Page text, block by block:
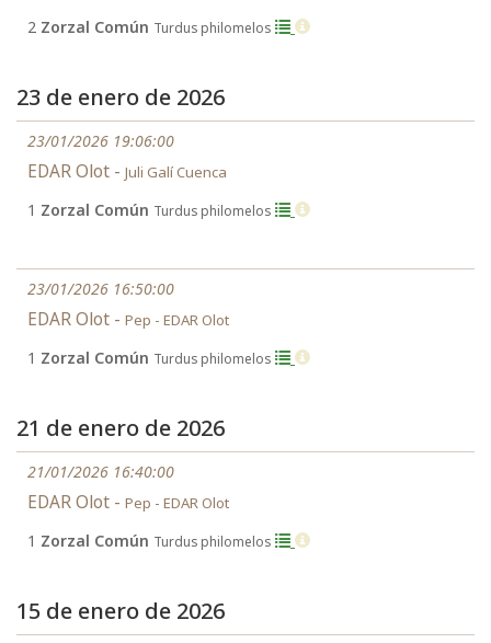
2 Zorzal Común Turdus philomelos
23 de enero de 2026
23/01/2026 19:06:00
EDAR Olot - Juli Galí Cuenca
1 Zorzal Común Turdus philomelos
23/01/2026 16:50:00
EDAR Olot - Pep - EDAR Olot
1 Zorzal Común Turdus philomelos
21 de enero de 2026
21/01/2026 16:40:00
EDAR Olot - Pep - EDAR Olot
1 Zorzal Común Turdus philomelos
15 de enero de 2026